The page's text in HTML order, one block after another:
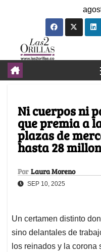
Ni cuerpos ni
que premia a
plazas de
hasta 28
Por Laura Moreno
SEP 10, 2025
Un certamen distinto
sino delantales de
los reinados y la